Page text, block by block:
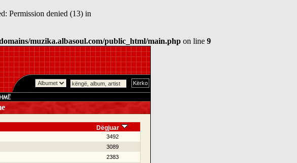
Permission denied (13) in
muzika.albasoul.com/public_html/main.php on line 9
Dëgjuar
3492
3089
2383